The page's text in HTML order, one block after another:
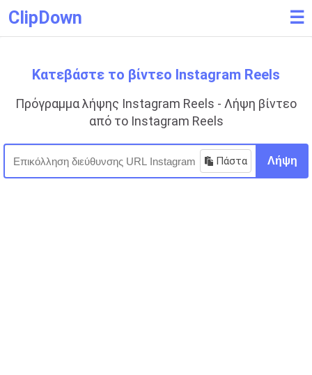
ClipDown ☰
Κατεβάστε το βίντεο Instagram Reels
Πρόγραμμα λήψης Instagram Reels - Λήψη βίντεο
από το Instagram Reels
Πάστα Λήψη